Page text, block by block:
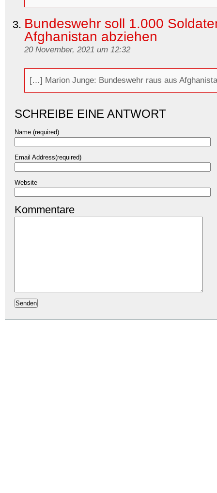
Bundeswehr soll 1.000
Afghanistan abziehen
20 November, 2021 um 12:32
[…] Marion Junge: Bundeswehr raus aus
SCHREIBE EINE ANTWORT
Name (required)
Email Address(required)
Website
Kommentare